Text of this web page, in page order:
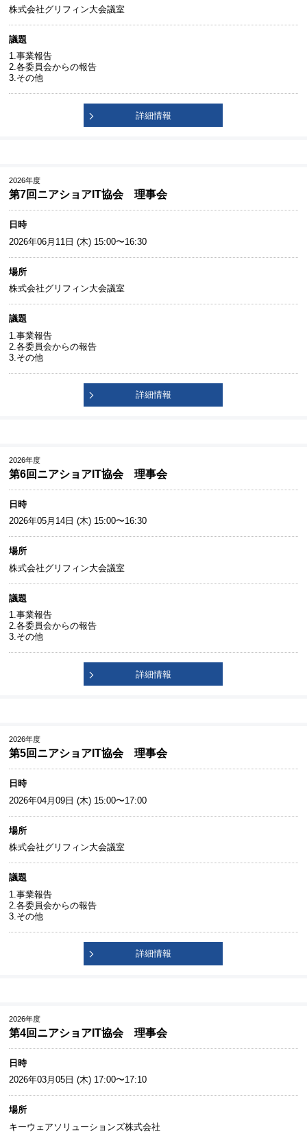
株式会社グリフィン大会議室
議題
1.事業報告
2.各委員会からの報告
3.その他
詳細情報
2026年度
第7回ニアショアIT協会 理事会
日時
2026年06月11日 (木) 15:00〜16:30
場所
株式会社グリフィン大会議室
議題
1.事業報告
2.各委員会からの報告
3.その他
詳細情報
2026年度
第6回ニアショアIT協会 理事会
日時
2026年05月14日 (木) 15:00〜16:30
場所
株式会社グリフィン大会議室
議題
1.事業報告
2.各委員会からの報告
3.その他
詳細情報
2026年度
第5回ニアショアIT協会 理事会
日時
2026年04月09日 (木) 15:00〜17:00
場所
株式会社グリフィン大会議室
議題
1.事業報告
2.各委員会からの報告
3.その他
詳細情報
2026年度
第4回ニアショアIT協会 理事会
日時
2026年03月05日 (木) 17:00〜17:10
場所
キーウェアソリューションズ株式会社